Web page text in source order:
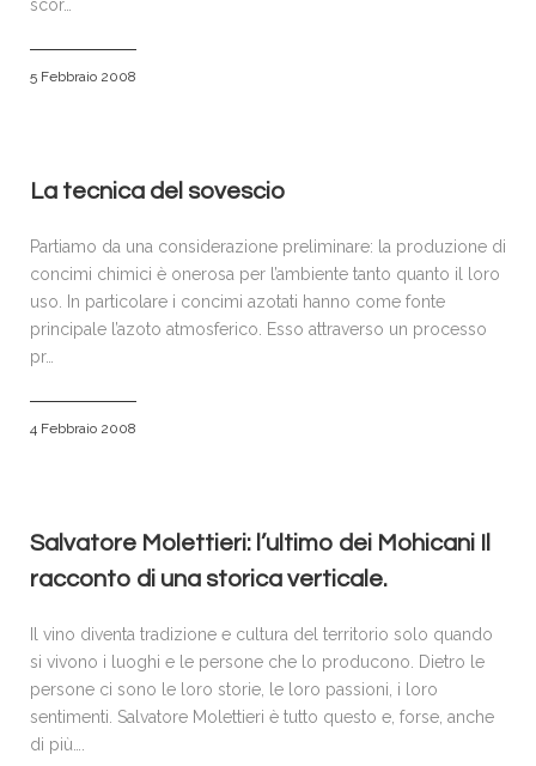
scor…
5 Febbraio 2008
La tecnica del sovescio
Partiamo da una considerazione preliminare: la produzione di
concimi chimici è onerosa per l’ambiente tanto quanto il loro
uso. In particolare i concimi azotati hanno come fonte
principale l’azoto atmosferico. Esso attraverso un processo
pr…
4 Febbraio 2008
Salvatore Molettieri: l’ultimo dei Mohicani Il
racconto di una storica verticale.
Il vino diventa tradizione e cultura del territorio solo quando
si vivono i luoghi e le persone che lo producono. Dietro le
persone ci sono le loro storie, le loro passioni, i loro
sentimenti. Salvatore Molettieri è tutto questo e, forse, anche
di più….